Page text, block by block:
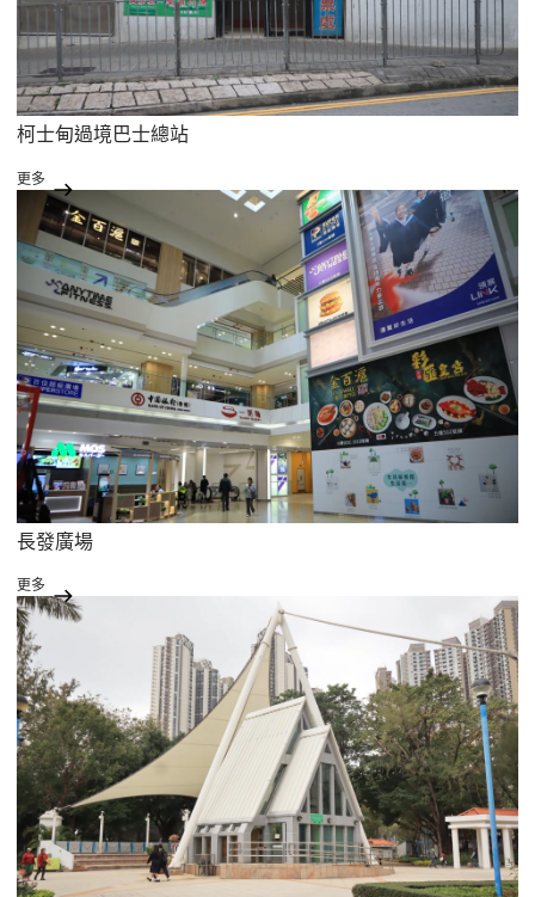
柯士甸過境巴士總站
更多
長發廣場
更多